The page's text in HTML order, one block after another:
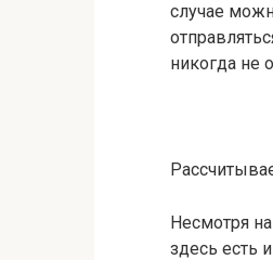
случае
никогда не
Несмотря
здесь есть